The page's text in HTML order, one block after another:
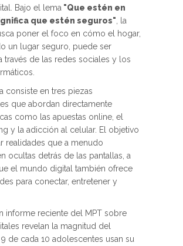
Bajo el lema "Que estén en
que estén seguros" , la
poner el foco en cómo el hogar,
un lugar seguro, puede ser
través de las redes sociales y los
consiste en tres piezas
que abordan directamente
como las apuestas online, el
y la adicción al celular. El objetivo
realidades que a menudo
ocultas detrás de las pantallas, a
el mundo digital también ofrece
para conectar, entretener y
informe reciente del MPT sobre
revelan la magnitud del
de cada 10 adolescentes usan su